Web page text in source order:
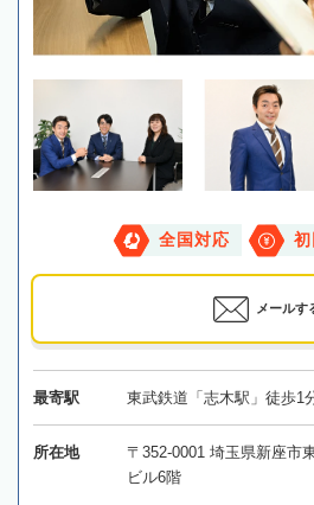
全国対応
メールす
最寄駅 東武鉄道「志木駅」徒歩1
所在地
〒352-0001 埼玉県新座
ビル6階